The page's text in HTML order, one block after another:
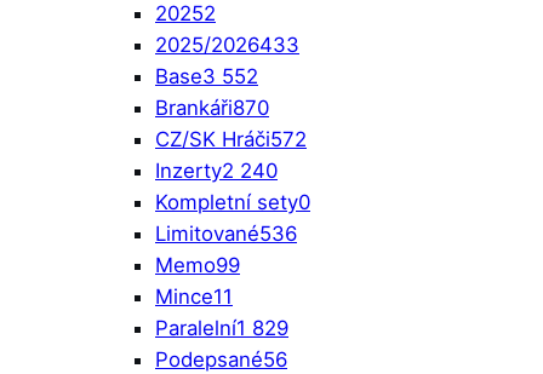
20252
2025/2026433
Base3 552
Brankáři870
CZ/SK Hráči572
Inzerty2 240
Kompletní sety0
Limitované536
Memo99
Mince11
Paralelní1 829
Podepsané56